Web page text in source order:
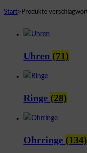
Start> Produkte
Uhren (71)
Ringe (28)
Ohrringe (134)